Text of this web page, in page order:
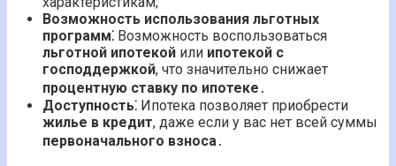
Возможность использования льготных
программ⁚ Возможность воспользоваться
льготной ипотекой или ипотекой с
господдержкой, что значительно снижает
процентную ставку по ипотеке ․
Доступность⁚ Ипотека позволяет приобрести
жилье в кредит, даже если у вас нет всей суммы
первоначального взноса․